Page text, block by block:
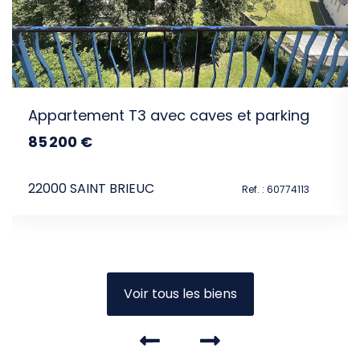
Appartement T3 avec caves et parking
85 200 €
22000 SAINT BRIEUC Ref. : 60774113
Voir tous les biens